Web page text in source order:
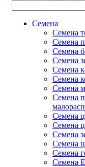
Семена
Семена
Семена
Семена
Семена
Семена
Семена
Семена
Семена
Семена
Семена
Семена
Семена
Семена
Семена